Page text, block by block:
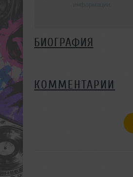
БИОГРАФИЯ
КОММЕНТАРИИ